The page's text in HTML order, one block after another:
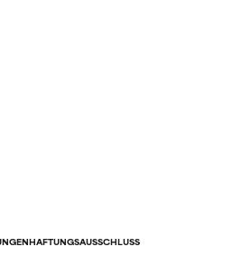
HAFTUNGSAUSSCHLUSS